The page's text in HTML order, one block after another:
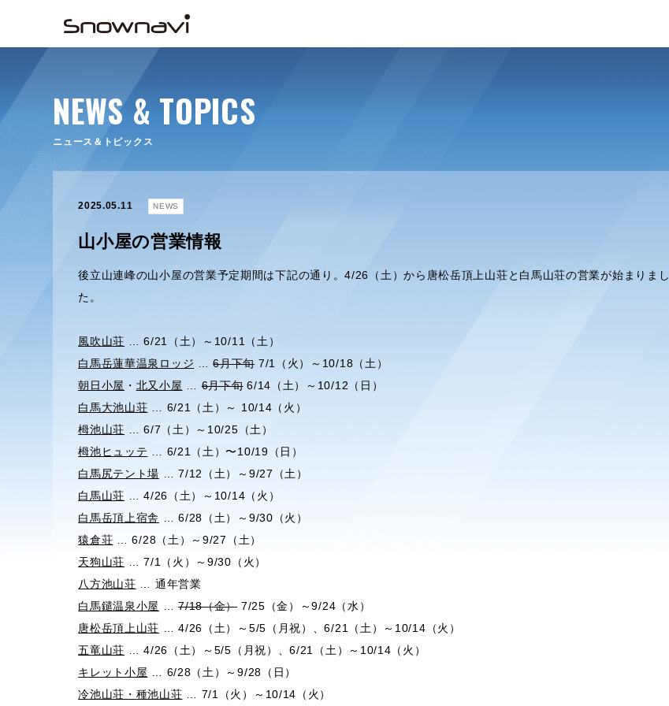
NEWS & TOPICS
ニュース＆トピックス
2025.05.11 NEWS
山小屋の営業情報
後立山連峰の山小屋の営業予定期間は下記の通り。4/26（土）から唐松岳頂上山荘と白馬山荘の営業が始まりまし
た。
風吹山荘 … 6/21（土）～10/11（土）
白馬岳蓮華温泉ロッジ …6月下旬7/1（火）～10/18（土）
朝日小屋 ・ 北又小屋 …6月下旬6/14（土）～10/12（日）
白馬大池山荘 … 6/21（土）～ 10/14（火）
栂池山荘 … 6/7（土）～10/25（土）
栂池ヒュッテ … 6/21（土）〜10/19（日）
白馬尻テント場 … 7/12（土）～9/27（土）
白馬山荘 … 4/26（土）～10/14（火）
白馬岳頂上宿舎
… 6/28（土）～9/30（火）
猿倉荘 … 6/28（土）～9/27（土）
天狗山荘 … 7/1（火）～9/30（火）
八方池山荘 … 通年営業
白馬鑓温泉小屋
…7/18（金）7/25（金）～9/24（水）
唐松岳頂上山荘 … 4/26（土）～5/5（月祝）、6/21（土）～10/14（火）
五竜山荘 … 4/26（土）～5/5（月祝）、6/21（土）～10/14（火）
キレット小屋 … 6/28（土）～9/28（日）
冷池山荘・種池山荘 … 7/1（火）～10/14（火）